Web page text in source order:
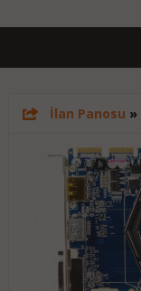
İlan Panosu »